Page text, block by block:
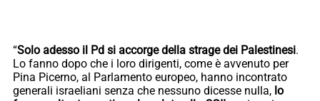
“Solo adesso il Pd si accorge della strage dei Palestinesi.
Lo fanno dopo che i loro dirigenti, come è avvenuto per
Pina Picerno, al Parlamento europeo, hanno incontrato
generali israeliani senza che nessuno dicesse nulla, lo